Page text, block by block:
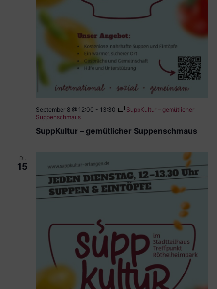
SuppKultur – gemütlicher Suppenschmaus
September 8 @ 12:00 - 13:30
SuppKultur – gemütlicher
Suppenschmaus
DI.
15